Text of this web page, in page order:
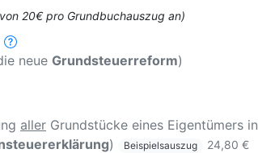
20€ pro Grundbuchauszug an)
neue Grundsteuerreform)
aller Grundstücke eines Eigentümers in
) Beispielsauszug
24,80 €